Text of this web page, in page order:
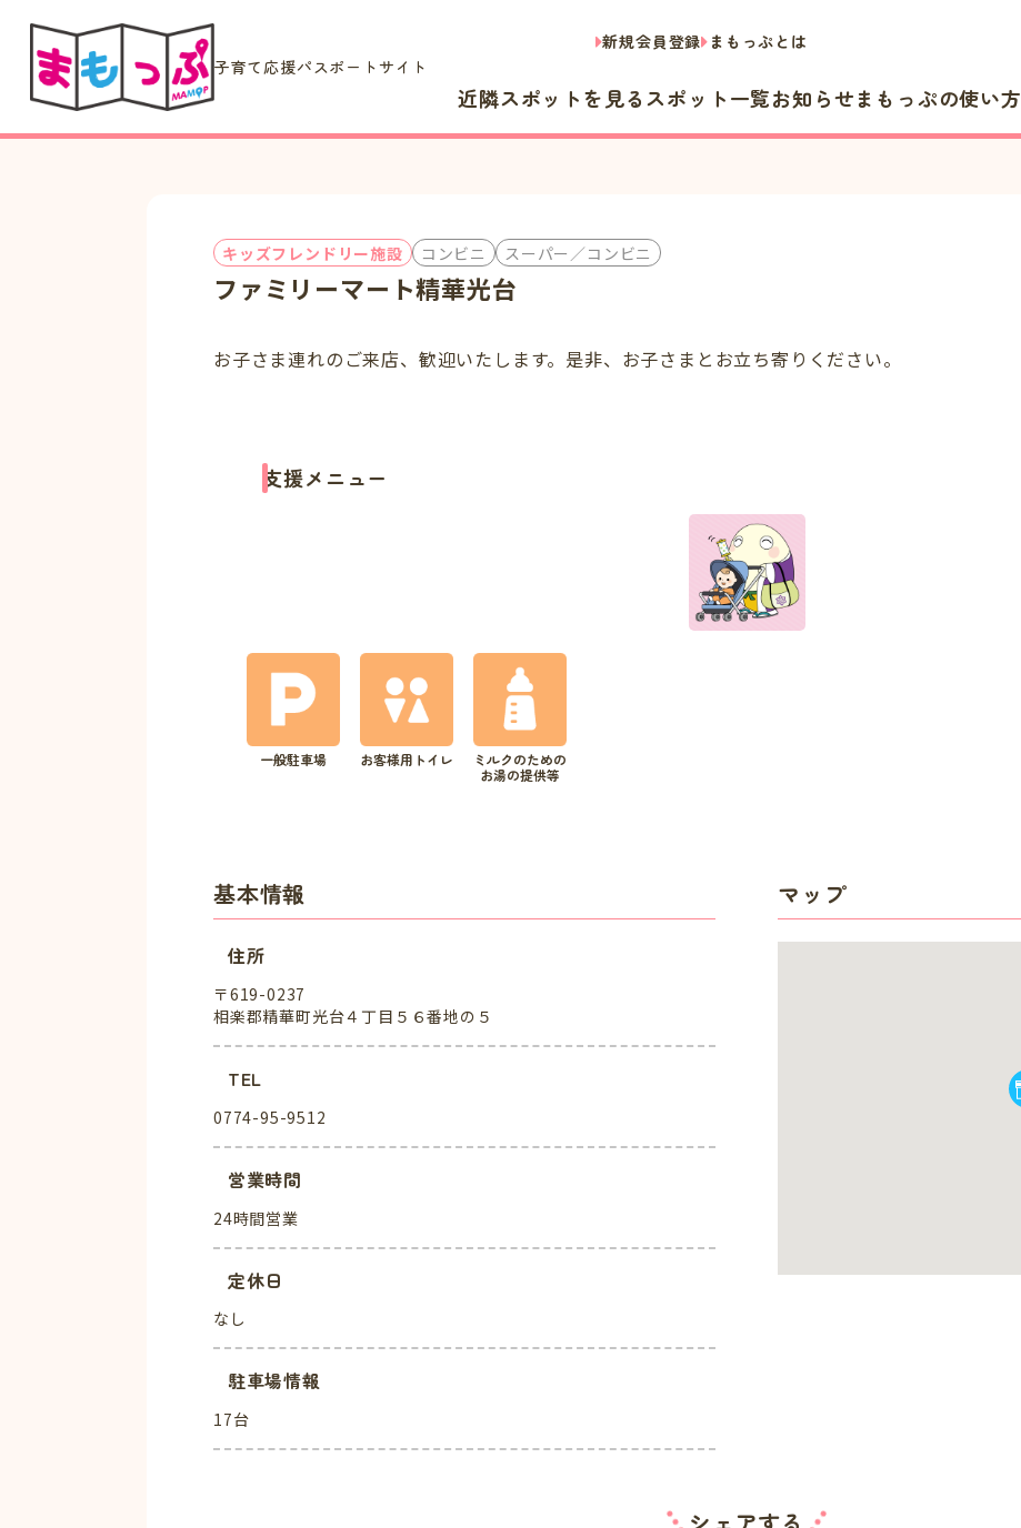
子育て応援パスポートサイト
新規会員登録 まもっぷとは
近隣スポットを見るスポット一覧お知らせまもっぷの使い方
キッズフレンドリー施設 コンビニ スーパー／コンビニ
ファミリーマート精華光台
お子さま連れのご来店、歓迎いたします。是非、お子さまとお立ち寄りください。
支援メニュー
一般駐車場 お客様用トイレ
ミルクのための
お湯の提供等
基本情報
住所
〒619-0237
相楽郡精華町光台４丁目５６番地の５
TEL
0774-95-9512
営業時間
24時間営業
定休日
なし
駐車場情報
17台
マップ